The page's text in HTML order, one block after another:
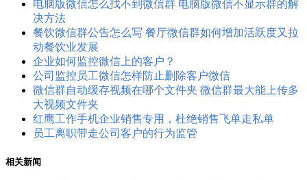
电脑版微信怎么找不到微信群 电脑版微信不显示群的解
决方法
餐饮微信群公告怎么写 餐厅微信群如何增加活跃度又拉
动餐饮业发展
企业如何监控微信上的客户？
公司监控员工​微信怎样防止删除客户微信
微信群自动缓存视频在哪个文件夹 微信群最大能上传多
大视频文件夹
红鹰工作手机企业销售专用，杜绝销售飞单走私单
员工离职带走公司客户的行为监管
相关新闻